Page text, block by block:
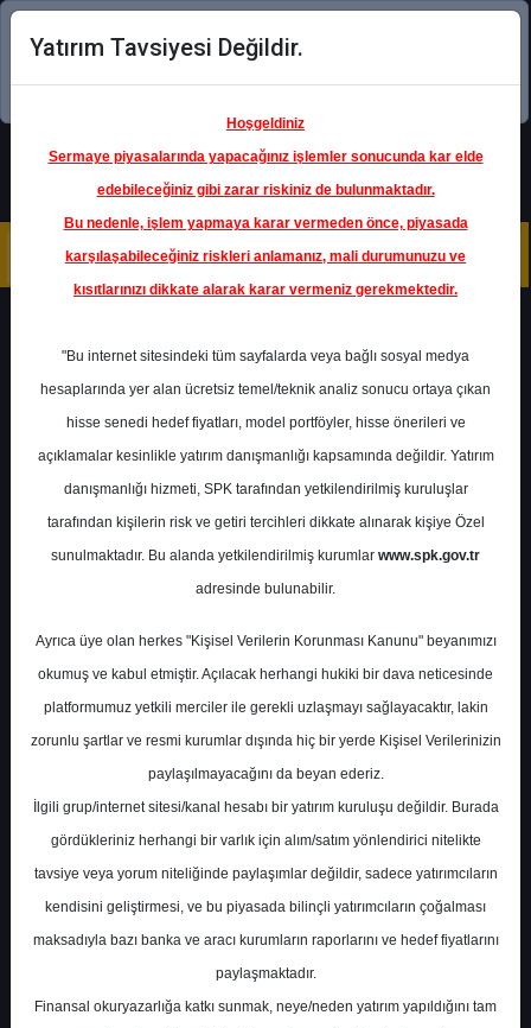
Şimdi uygulamayı indirin!
ISCTR- TÜRKİYE İŞ BANKASI
A.Ş.
Hedef Fiyat 18.00 ₺
Getiri
%0.00
0
Get.
1
Cuma, 13 Aralık 2024
En Yüksek Tahmin 23,36 ₺
Ortalama Fiyat Tahmini 19,32 ₺
Ortalama Getiri Potansiyeli %56.68
Yatırım Tavsiyesi Değildir.
Hoşgeldiniz
Sermaye piyasalarında yapacağınız işlemler sonucunda kar elde
edebileceğiniz gibi zarar riskiniz de bulunmaktadır.
Bu nedenle, işlem yapmaya karar vermeden önce, piyasada
karşılaşabileceğiniz riskleri anlamanız, mali durumunuzu ve
kısıtlarınızı dikkate alarak karar vermeniz gerekmektedir.
"Bu internet sitesindeki tüm sayfalarda veya bağlı sosyal medya
hesaplarında yer alan ücretsiz temel/teknik analiz sonucu ortaya çıkan
hisse senedi hedef fiyatları, model portföyler, hisse önerileri ve
açıklamalar kesinlikle yatırım danışmanlığı kapsamında değildir. Yatırım
danışmanlığı hizmeti, SPK tarafından yetkilendirilmiş kuruluşlar
tarafından kişilerin risk ve getiri tercihleri dikkate alınarak kişiye Özel
sunulmaktadır. Bu alanda yetkilendirilmiş kurumlar www.spk.gov.tr
adresinde bulunabilir.
Ayrıca üye olan herkes "Kişisel Verilerin Korunması Kanunu" beyanımızı
okumuş ve kabul etmiştir. Açılacak herhangi hukiki bir dava neticesinde
platformumuz yetkili merciler ile gerekli uzlaşmayı sağlayacaktır, lakin
zorunlu şartlar ve resmi kurumlar dışında hiç bir yerde Kişisel Verilerinizin
paylaşılmayacağını da beyan ederiz.
İlgili grup/internet sitesi/kanal hesabı bir yatırım kuruluşu değildir. Burada
gördükleriniz herhangi bir varlık için alım/satım yönlendirici nitelikte
tavsiye veya yorum niteliğinde paylaşımlar değildir, sadece yatırımcıların
kendisini geliştirmesi, ve bu piyasada bilinçli yatırımcıların çoğalması
maksadıyla bazı banka ve aracı kurumların raporlarını ve hedef fiyatlarını
paylaşmaktadır.
Finansal okuryazarlığa katkı sunmak, neye/neden yatırım yapıldığını tam